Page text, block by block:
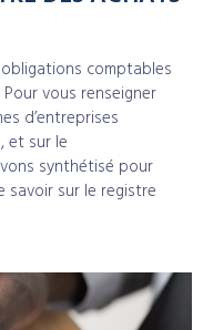
comptables
vous renseigner
d’entreprises
et sur le
synthétisé pour
sur le registre